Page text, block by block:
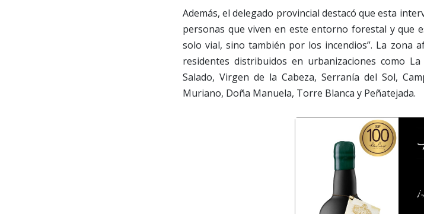
Además, el delegado provincial destacó que esta
personas que viven en este entorno forestal y que
solo vial, sino también por los incendios”. La zona
residentes distribuidos en urbanizaciones como
Salado, Virgen de la Cabeza, Serranía del Sol,
Muriano, Doña Manuela, Torre Blanca y Peñatejada.